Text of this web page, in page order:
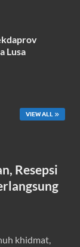
Lusa
VIEW ALL
Resepsi
khidmat,